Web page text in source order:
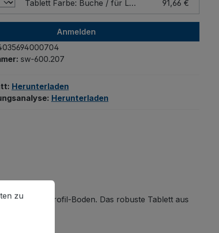
Tablett Farbe: Buche / für Ladefläche - Breite x Tiefe (mm): 1000 x 600
91,66 €
Anmelden
sw-600.207
Herunterladen
Herunterladen
L-Profil-Boden. Das robuste Tablett aus
zu können.
Mehr Informationen ...
zu